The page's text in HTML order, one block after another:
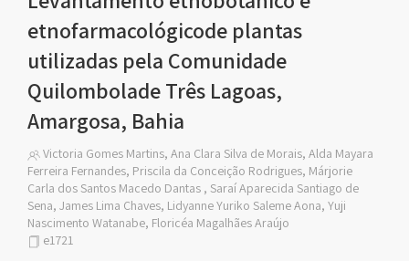
etnofarmacológicode plantas
utilizadas pela Comunidade
Quilombolade Três Lagoas,
Amargosa, Bahia
Victoria Gomes Martins, Ana Clara Silva de Morais, Alda Mayara
Ferreira Fernandes, Priscila da Conceição Rodrigues, Márjorie
Carla dos Santos Macedo Dantas , Saraí Aparecida Santiago de
Sena, James Lima Chaves, Lidyanne Yuriko Saleme Aona, Yuji
Nascimento Watanabe, Floricéa Magalhães Araújo
e1721